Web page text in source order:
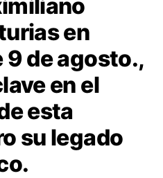
en
9 de agosto.,
en el
esta
su legado